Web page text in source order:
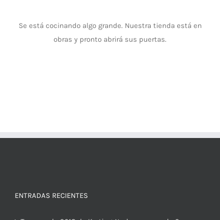
Se está cocinando algo grande. Nuestra tienda está en
obras y pronto abrirá sus puertas.
ENTRADAS RECIENTES